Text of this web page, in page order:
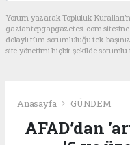
Yorum yazarak Topluluk
gaziantepgapgazetesi.com
dolaylı tüm sorumluluğu tek
site yönetimi hiçbir şekilde
Anasayfa GÜNDEM
AFAD’dan